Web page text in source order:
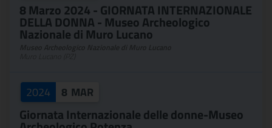
8 Marzo 2024 - GIORNATA INTERNAZIONALE
DELLA DONNA - Museo Archeologico
Nazionale di Muro Lucano
2024 8 MAR
Giornata Internazionale delle donne-Museo